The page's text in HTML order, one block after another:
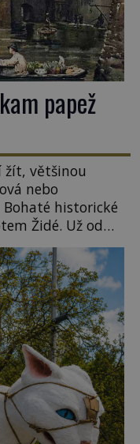
papež
žít, většinou
nebo
historické
Židé. Už od
nuceni v
patří i římské
jde o vztah
[…]